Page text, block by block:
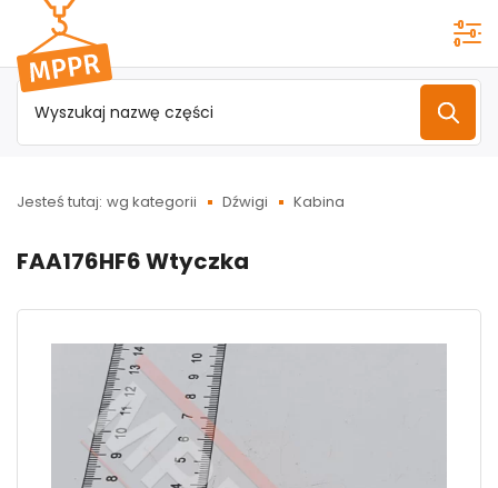
Przejdź do
menu
głównego
Jesteś tutaj: wg kategorii Dźwigi Kabina
FAA176HF6 Wtyczka